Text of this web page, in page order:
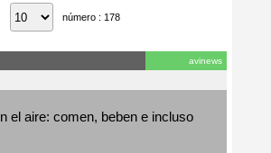
número : 178
avinews
el aire: comen, beben e incluso